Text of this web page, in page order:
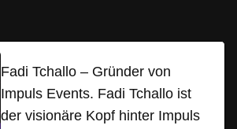
Fadi Tchallo – Gründer von
Impuls Events. Fadi Tchallo ist
der visionäre Kopf hinter Impuls